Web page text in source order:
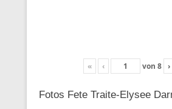
« ‹ von 8 ›
Fotos Fete Traite-Elysee